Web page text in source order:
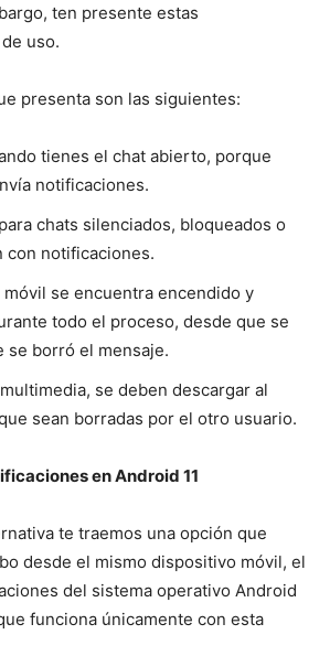
ten presente estas
uso.
presenta son las siguientes:
tienes el chat abierto, porque
notificaciones.
chats silenciados, bloqueados o
con notificaciones.
móvil se encuentra encendido y
todo el proceso, desde que se
se borró el mensaje.
se deben descargar al
sean borradas por el otro usuario.
en Android 11
te traemos una opción que
desde el mismo dispositivo móvil, el
del sistema operativo Android
funciona únicamente con esta